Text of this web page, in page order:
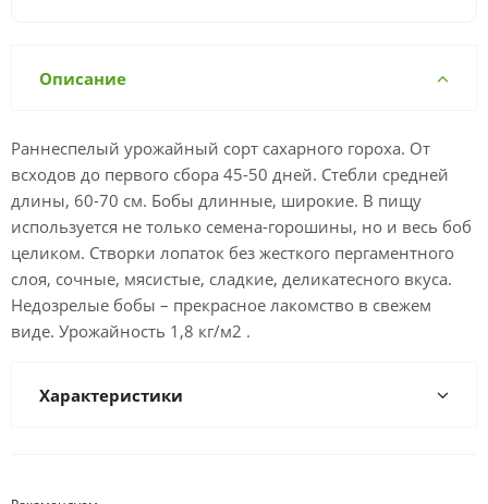
Описание
Раннеспелый урожайный сорт сахарного гороха. От
всходов до первого сбора 45-50 дней. Стебли средней
длины, 60-70 см. Бобы длинные, широкие. В пищу
используется не только семена-горошины, но и весь боб
целиком. Створки лопаток без жесткого пергаментного
слоя, сочные, мясистые, сладкие, деликатесного вкуса.
Недозрелые бобы – прекрасное лакомство в свежем
виде. Урожайность 1,8 кг/м2 .
Характеристики